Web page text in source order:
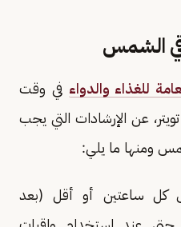
الشمس
للغذاء والدواء في وقت
عن الإرشادات التي يجب
ومنها ما يلي:
كل ساعتين أو أقل (بعد